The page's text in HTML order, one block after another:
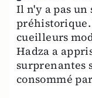
Il n'y a pas un
préhistorique.
cueilleurs
Hadza a
surprenantes
consommé